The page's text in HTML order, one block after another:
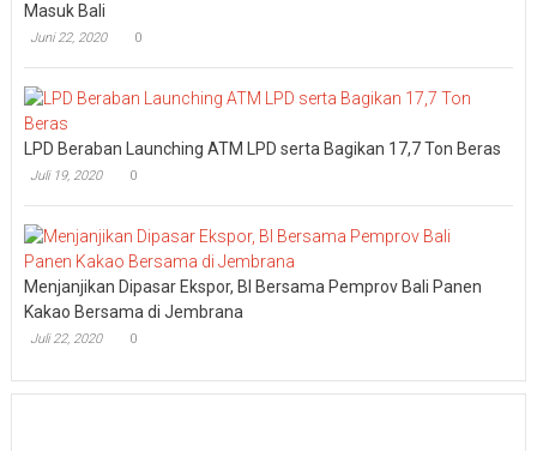
Masuk Bali
Juni 22, 2020 0
LPD Beraban Launching ATM LPD serta Bagikan 17,7 Ton Beras
Juli 19, 2020 0
Menjanjikan Dipasar Ekspor, BI Bersama Pemprov Bali Panen
Kakao Bersama di Jembrana
Juli 22, 2020 0